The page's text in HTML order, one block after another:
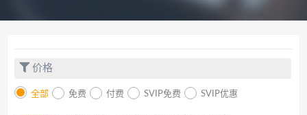
价格
全部 免费 付费 SVIP免费 SVIP优惠